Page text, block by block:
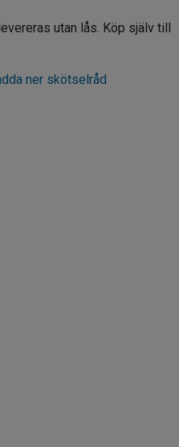
utan lås. Köp själv till
ner skötselråd